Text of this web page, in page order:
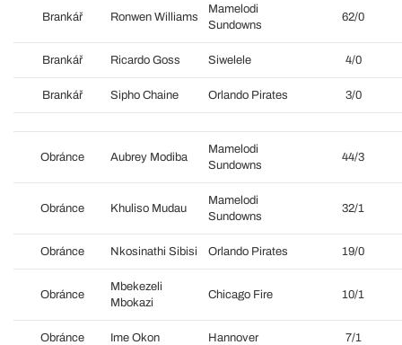
Brankář Ronwen Williams
Mamelodi
Sundowns
62/0
Brankář Ricardo Goss Siwelele 4/0
Brankář Sipho Chaine Orlando Pirates 3/0
Obránce Aubrey Modiba
Mamelodi
Sundowns
44/3
Obránce Khuliso Mudau
Mamelodi
Sundowns
32/1
Obránce Nkosinathi Sibisi Orlando Pirates 19/0
Obránce
Mbekezeli
Mbokazi
Chicago Fire 10/1
Obránce Ime Okon Hannover 7/1